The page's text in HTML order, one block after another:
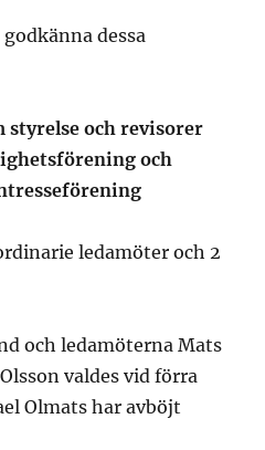
dessa
styrelse och revisorer
och
ledamöter och 2
och ledamöterna Mats
valdes vid förra
Olmats har avböjt